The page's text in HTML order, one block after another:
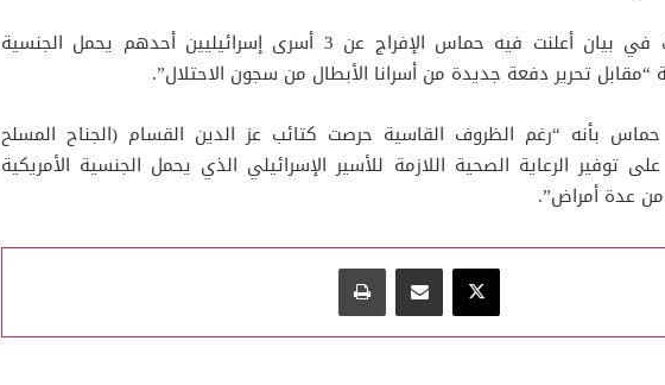
جاء ذلك في بيان أعلنت فيه حماس الإفراج عن 3 أسرى إسرائيليين أحدهم يحمل الجنسية
“مقابل تحرير دفعة جديدة من أسرانا الأبطال من سجون الاحتلال”.
بأنه “رغم الظروف القاسية حرصت كتائب عز الدين القسام (الجناح المسلح
توفير الرعاية الصحية اللازمة للأسير الإسرائيلي الذي يحمل الجنسية الأمريكية
عدة أمراض”.
‫X مشاركة عبر البريد طباعة